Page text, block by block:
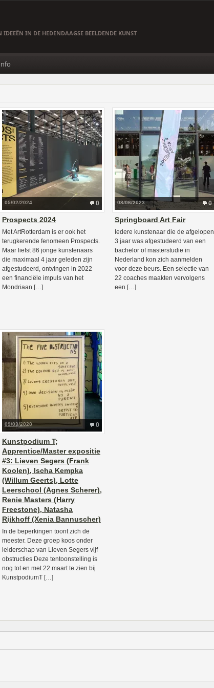
IN DE HEDENDAAGSE BEELDENDE KUNST
0
05/02/2024
Prospects 2024
Met ArtRotterdam is er ook het
terugkerende fenomeen Prospects.
Maar liefst 86 jonge kunstenaars
die maximaal 4 jaar geleden zijn
afgestudeerd, ontvingen in 2022
een financiële impuls van het
Mondriaan […]
0
08/06/2023
Springboard Art Fair
Iedere kunstenaar die de afgelopen
3 jaar was afgestudeerd van een
bachelor of masterstudie in
Nederland kon zich aanmelden
voor deze beurs. Een selectie van
22 coaches maakten vervolgens
een […]
0
09/03/2020
Kunstpodium T;
Apprentice/Master expositie
#3: Lieven Segers (Frank
Koolen), Ischa Kempka
(Willum Geerts), Lotte
Leerschool (Agnes Scherer),
Renie Masters (Harry
Freestone), Natasha
Rijkhoff (Xenia Bannuscher)
In de beperkingen toont zich de
meester. Deze groep koos onder
leiderschap van Lieven Segers vijf
obstructies Deze tentoonstelling is
nog tot en met 22 maart te zien bij
KunstpodiumT […]